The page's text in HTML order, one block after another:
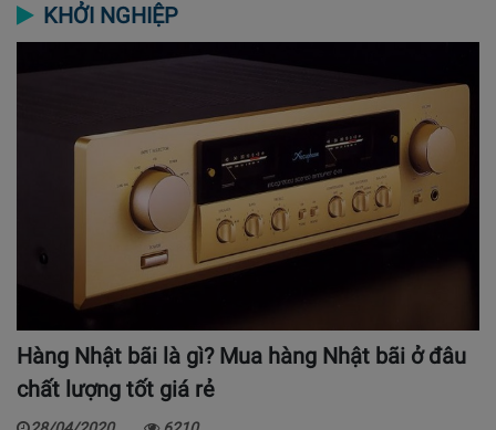
KHỞI NGHIỆP
Hàng Nhật bãi là gì? Mua hàng Nhật bãi ở đâu
chất lượng tốt giá rẻ